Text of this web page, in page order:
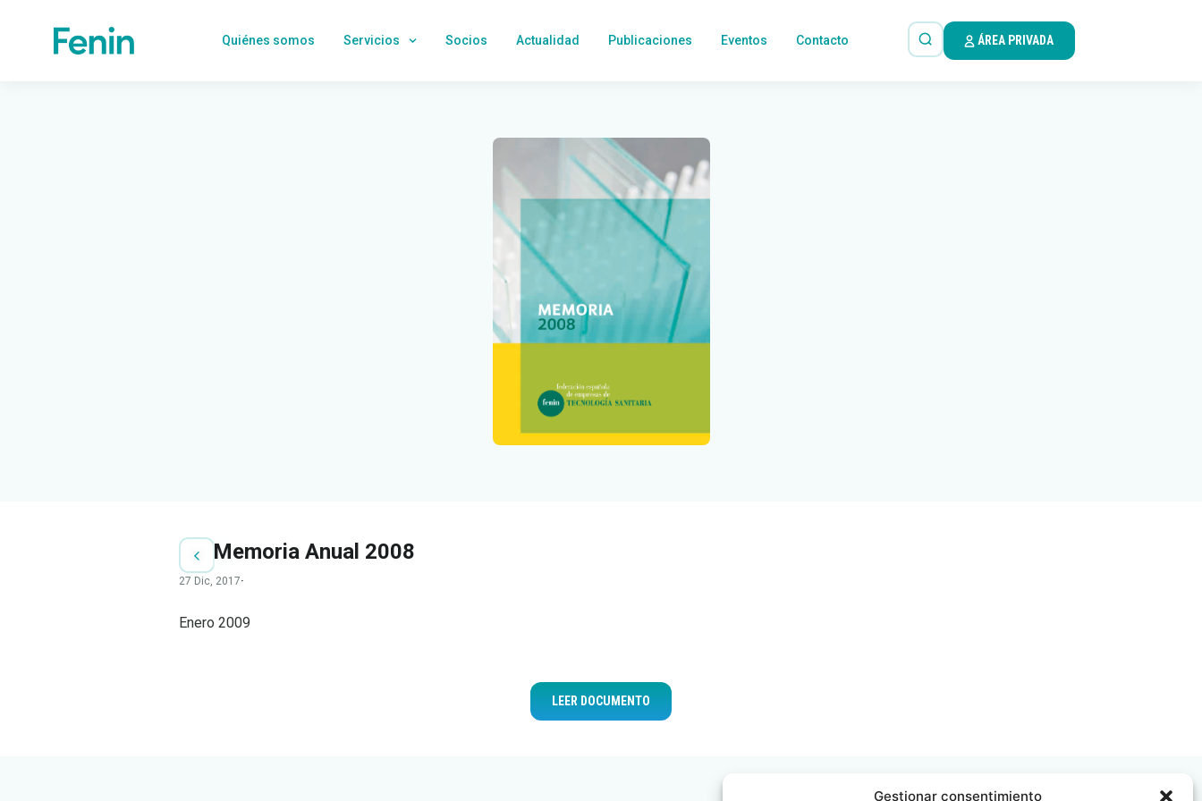
Gestionar consentimiento
Quiénes somos Servicios Socios Actualidad Publicaciones Eventos Contacto ÁREA PRIVADA
Memoria Anual 2008
27 Dic, 2017·
Enero 2009
LEER DOCUMENTO